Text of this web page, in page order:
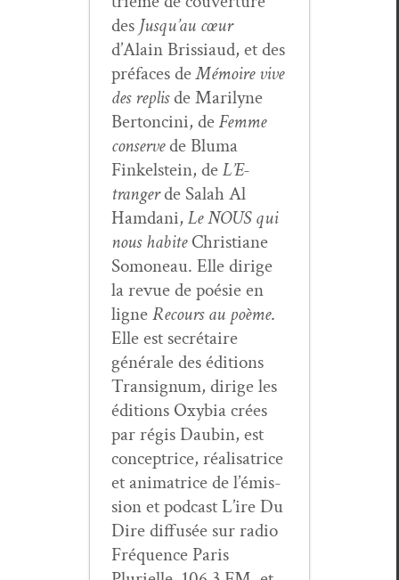
des Jusqu’au cœur
d’Alain Bris­si­aud, et des
pré­faces deMémoire vive
des replisde Mar­i­lyne
Bertonci­ni, deFemme
con­servede Bluma
Finkel­stein, deL’E­
trangerde Salah Al
Ham­dani, Le NOUS qui
nous habiteChris­tiane
Somoneau. Elle dirige
la revue de poésie en
ligneRecours au poème.
Elle est secré­taire
générale des édi­tions
Tran­signum, dirige les
édi­tions Oxy­bia crées
par régis Daubin, est
con­cep­trice, réal­isatrice
et ani­ma­trice de l’émis­
sion et pod­cast L’ire Du
Dire dif­fusée sur radio
Fréquence Paris